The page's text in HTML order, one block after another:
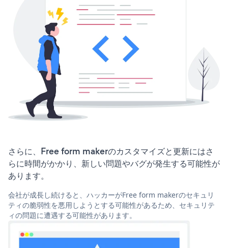
さらに、Free form makerのカスタマイズと更新にはさ
らに時間がかかり、新しい問題やバグが発生する可能性が
あります。
会社が成長し続けると、ハッカーがFree form makerのセキュリ
ティの脆弱性を悪用しようとする可能性があるため、セキュリテ
ィの問題に遭遇する可能性があります。